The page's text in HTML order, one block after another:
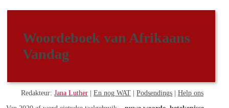
Woordeboek van Afrikaans
Vandag
Redakteur:Jana Luther |En nog WAT |Podsendings |Help ons